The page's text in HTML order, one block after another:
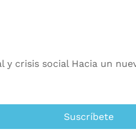
y crisis social Hacia un
Suscríbete